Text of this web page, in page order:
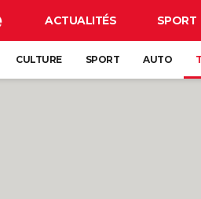
ACTUALITÉS SPORT
CULTURE SPORT AUTO